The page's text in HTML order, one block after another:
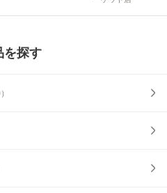
を探す
）